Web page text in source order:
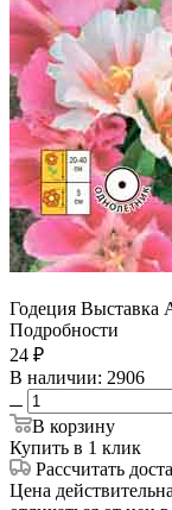
Годеция Выставка
Подробности
24 ₽
В наличии: 2906
В корзину
Купить в 1 клик
Рассчитать
Цена